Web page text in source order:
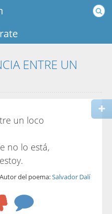
ENTRE UN
un loco
no lo está,
Autor del poema:Salvador Dalí